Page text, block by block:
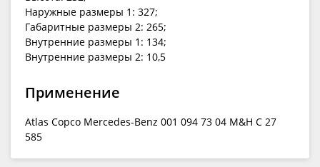
Наружные размеры 1: 327;
Габаритные размеры 2: 265;
Внутренние размеры 1: 134;
Внутренние размеры 2: 10,5
Применение
Atlas Copco Mercedes-Benz 001 094 73 04 M&H C 27
585